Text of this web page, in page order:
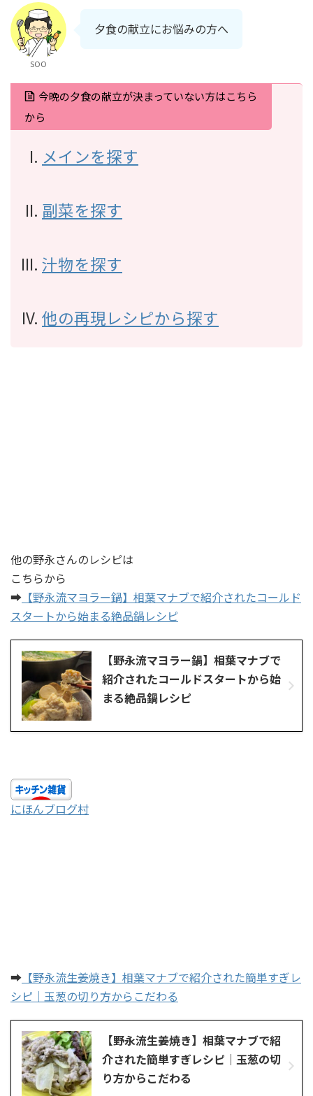
SOO
夕食の献立にお悩みの方へ
今晩の夕食の献立が決まっていない方はこちら
から
メインを探す
副菜を探す
汁物を探す
他の再現レシピから探す
他の野永さんのレシピは
こちらから
➡ 【野永流マヨラー鍋】相葉マナブで紹介されたコールド
スタートから始まる絶品鍋レシピ
【野永流マヨラー鍋】相葉マナブで
紹介されたコールドスタートから始
まる絶品鍋レシピ
にほんブログ村
➡ 【野永流生姜焼き】相葉マナブで紹介された簡単すぎレ
シピ｜玉葱の切り方からこだわる
【野永流生姜焼き】相葉マナブで紹
介された簡単すぎレシピ｜玉葱の切
り方からこだわる